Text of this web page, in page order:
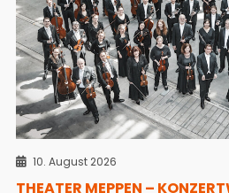
10. August 2026
THEATER MEPPEN –